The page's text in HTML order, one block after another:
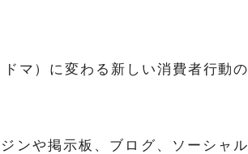
ドマ）に変わる新しい消費者行動の
ンや掲示板、ブログ、ソーシャル